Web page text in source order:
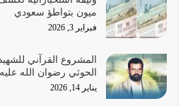
هل نحن من الصالحين؟ قيِّم نفسك
وأعرض نفسك، وأعرض ما لديك
يوليو 27, 2026
عندما يكون عدوك هو عدو الله
فيه كثيرة وسينصرك الله عليه إذا…
ميون بتواطؤ سعودي
فبراير 3, 2026
المشروع القرآني
الحوثي رضوان الله
يناير 14, 2026